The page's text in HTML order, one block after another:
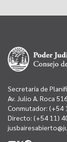
Secretaría de
Av. Julio A. Roca
Conmutador: (+54
Directo: (+54 11)